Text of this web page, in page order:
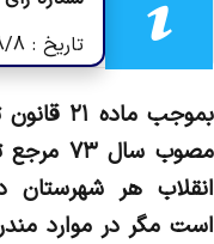
تاریخ : 75/8/8
‌بموجب
مصوب
انقلاب هر شهرستان
است مگر در موارد